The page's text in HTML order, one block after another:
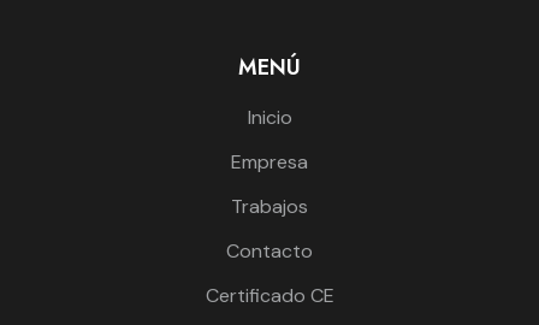
MENÚ
Inicio
Empresa
Trabajos
Contacto
Certificado CE